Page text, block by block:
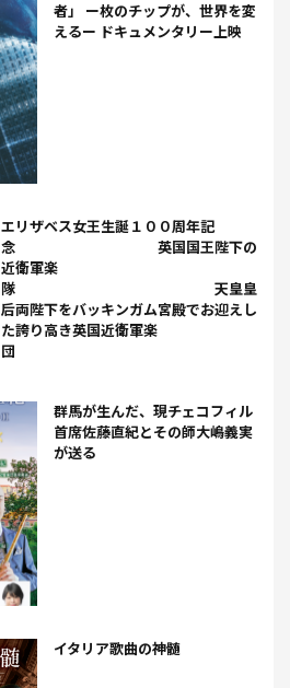
者」 ー枚のチップが、世界を変
えるー ドキュメンタリー上映
エリザベス女王生誕１００周年記
念 英国国王陛下の
近衛軍楽
隊 天皇皇
后両陛下をバッキンガム宮殿でお迎えし
た誇り高き英国近衛軍楽
団
群馬が生んだ、現チェコフィル
首席佐藤直紀とその師大嶋義実
が送る
イタリア歌曲の神髄